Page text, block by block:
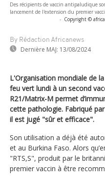
Des récipients de vaccin antipaludique
lancement de l'extension du premier
- Copyright ©
By Rédaction Africanews
Dernière MAJ: 13/08/2024
L'Organisation mondiale de
feu vert lundi à un second
R21/Matrix-M permet
cette pathologie. Fabriqué
il est jugé "sûr et efficace".
Son utilisation a déjà été
et au Burkina Faso. Alors
"RTS,S", produit par le
premier vaccin à être